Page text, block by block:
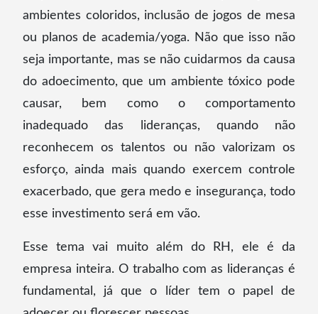
ambientes coloridos, inclusão de jogos de mesa
ou planos de academia/yoga. Não que isso não
seja importante, mas se não cuidarmos da causa
do adoecimento, que um ambiente tóxico pode
causar, bem como o comportamento
inadequado das lideranças, quando não
reconhecem os talentos ou não valorizam os
esforço, ainda mais quando exercem controle
exacerbado, que gera medo e insegurança, todo
esse investimento será em vão.
Esse tema vai muito além do RH, ele é da
empresa inteira. O trabalho com as lideranças é
fundamental, já que o líder tem o papel de